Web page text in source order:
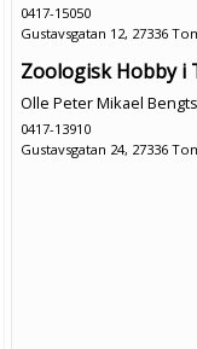
0417-15050
Gustavsgatan 12, 27336
Zoologisk Hobby i
Olle Peter Mikael
0417-13910
Gustavsgatan 24, 27336